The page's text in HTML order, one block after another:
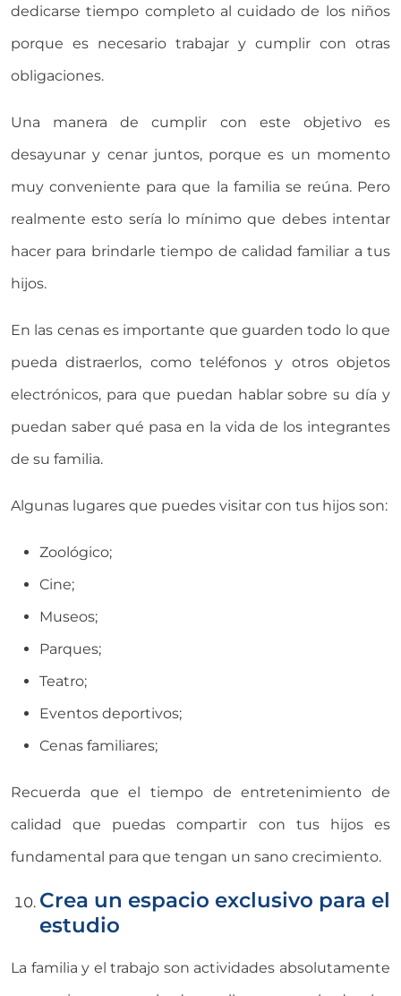
dedicarse tiempo completo al cuidado de los niños
porque es necesario trabajar y cumplir con otras
obligaciones.
Una manera de cumplir con este objetivo es
desayunar y cenar juntos, porque es un momento
muy conveniente para que la familia se reúna. Pero
realmente esto sería lo mínimo que debes intentar
hacer para brindarle tiempo de calidad familiar a tus
hijos.
En las cenas es importante que guarden todo lo que
pueda distraerlos, como teléfonos y otros objetos
electrónicos, para que puedan hablar sobre su día y
puedan saber qué pasa en la vida de los integrantes
de su familia.
Algunas lugares que puedes visitar con tus hijos son:
Zoológico;
Cine;
Museos;
Parques;
Teatro;
Eventos deportivos;
Cenas familiares;
Recuerda que el tiempo de entretenimiento de
calidad que puedas compartir con tus hijos es
fundamental para que tengan un sano crecimiento.
Crea un espacio exclusivo para el
estudio
La familia y el trabajo son actividades absolutamente